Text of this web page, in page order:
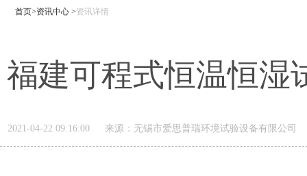
首页>资讯中心 >资讯详情
福建可程式恒温恒湿
2021-04-22 09:16:00 来源： 无锡市爱思普瑞环境试验设备有限公司